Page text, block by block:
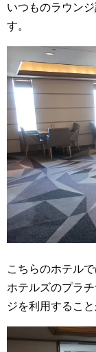
いつものラウン
す。
こちらのホテル
ホテルズのプラ
ジを利用すること